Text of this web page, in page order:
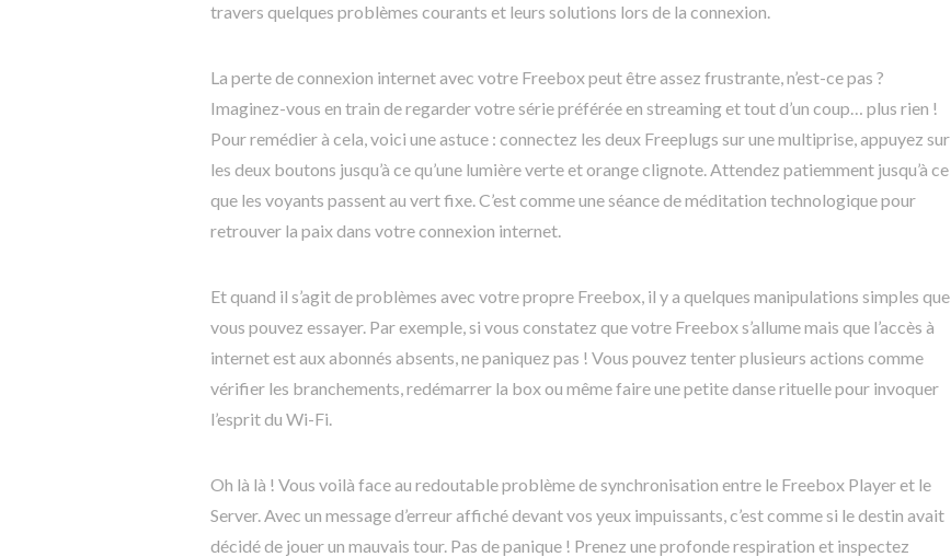
travers quelques problèmes courants et leurs solutions lors de la connexion.
La perte de connexion internet avec votre Freebox peut être assez frustrante, n’est-ce pas ?
Imaginez-vous en train de regarder votre série préférée en streaming et tout d’un coup… plus rien !
Pour remédier à cela, voici une astuce : connectez les deux Freeplugs sur une multiprise, appuyez sur
les deux boutons jusqu’à ce qu’une lumière verte et orange clignote. Attendez patiemment jusqu’à ce
que les voyants passent au vert fixe. C’est comme une séance de méditation technologique pour
retrouver la paix dans votre connexion internet.
Et quand il s’agit de problèmes avec votre propre Freebox, il y a quelques manipulations simples que
vous pouvez essayer. Par exemple, si vous constatez que votre Freebox s’allume mais que l’accès à
internet est aux abonnés absents, ne paniquez pas ! Vous pouvez tenter plusieurs actions comme
vérifier les branchements, redémarrer la box ou même faire une petite danse rituelle pour invoquer
l’esprit du Wi-Fi.
Oh là là ! Vous voilà face au redoutable problème de synchronisation entre le Freebox Player et le
Server. Avec un message d’erreur affiché devant vos yeux impuissants, c’est comme si le destin avait
décidé de jouer un mauvais tour. Pas de panique ! Prenez une profonde respiration et inspectez